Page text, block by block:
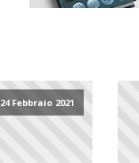
24 Febbraio 2021